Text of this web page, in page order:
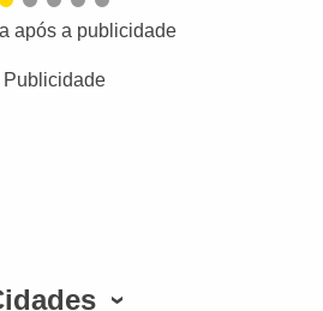
após a publicidade
Publicidade